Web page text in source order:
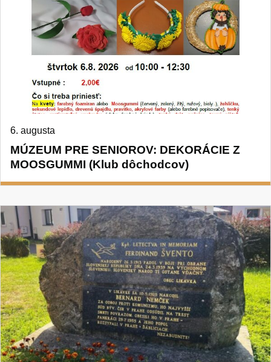
MÚZEUM PRE SENIOROV: DEKORÁCIE Z
MOOSGUMMI (Klub dôchodcov)
6. augusta